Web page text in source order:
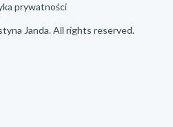
prywatności
Janda. All rights reserved.